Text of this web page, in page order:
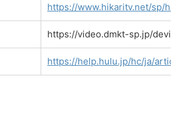
https://www.hikaritv.net/sp/
https://video.dmkt-sp.jp/
https://help.hulu.jp/hc/ja/